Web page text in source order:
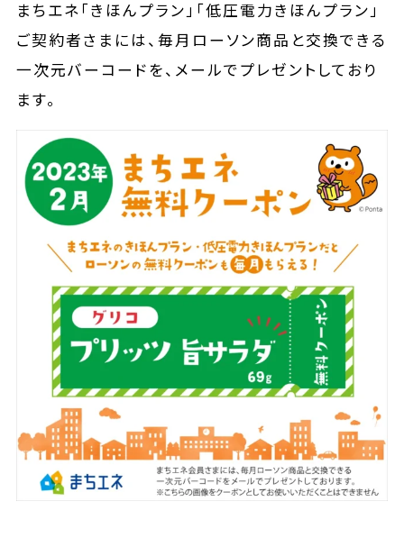
まちエネ「きほんプラン」「低圧電力きほんプラン」
ご契約者さまには、毎月ローソン商品と交換できる
一次元バーコードを、メールでプレゼントしており
ます。